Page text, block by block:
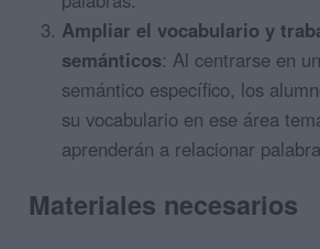
Ampliar el vocabulario y
semánticos: Al centrarse en
semántico específico, los
su vocabulario en ese área
aprenderán a relacionar
Materiales necesarios